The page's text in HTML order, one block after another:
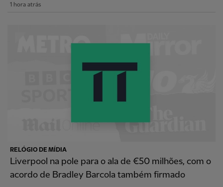
1 hora atrás
RELÓGIO DE MÍDIA
Liverpool na pole para o ala de €50 milhões, com o
acordo de Bradley Barcola também firmado